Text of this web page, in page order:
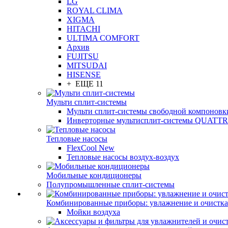
ROYAL CLIMA
XIGMA
HITACHI
ULTIMA COMFORT
Архив
FUJITSU
MITSUDAI
HISENSE
+ ЕЩЕ 11
Мульти сплит-системы
Мульти сплит-системы свободной
Инверторные мультисплит-системы
Тепловые насосы
FlexCool New
Тепловые насосы воздух-воздух
Мобильные кондиционеры
Полупромышленные сплит-системы
Комбинированные приборы: увлажнение и очистка
Мойки воздуха